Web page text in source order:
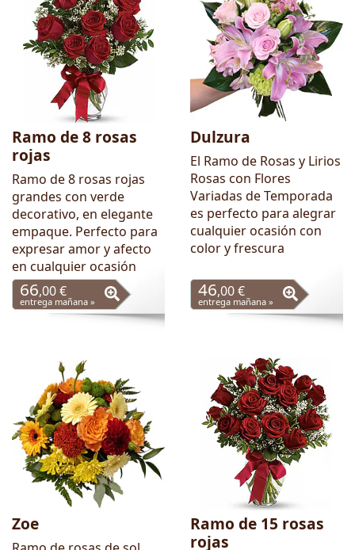
Ramo de 8 rosas
rojas
Ramo de 8 rosas rojas
grandes con verde
decorativo, en elegante
empaque. Perfecto para
expresar amor y afecto
en cualquier ocasión
66,00 €
entrega mañana »
Dulzura
El Ramo de Rosas y Lirios
Rosas con Flores
Variadas de Temporada
es perfecto para alegrar
cualquier ocasión con
color y frescura
46,00 €
entrega mañana »
Zoe
Ramo de 15 rosas
rojas